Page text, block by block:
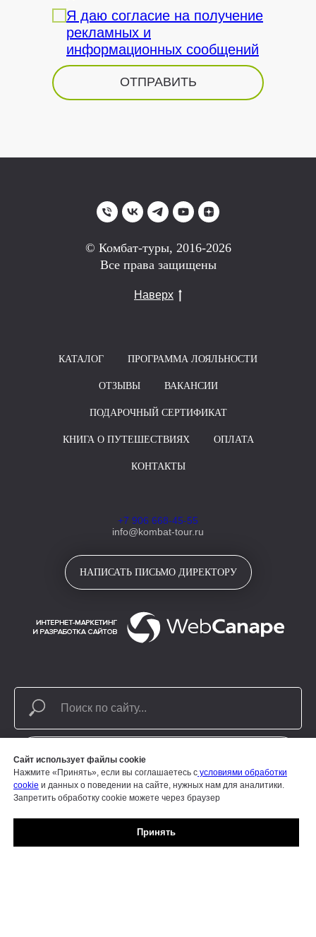
Я даю согласие на получение
рекламных и
информационных сообщений
ОТПРАВИТЬ
© Комбат-туры, 2016-2026
Все права защищены
Наверх
КАТАЛОГ ПРОГРАММА ЛОЯЛЬНОСТИ
ОТЗЫВЫ ВАКАНСИИ
ПОДАРОЧНЫЙ СЕРТИФИКАТ
КНИГА О ПУТЕШЕСТВИЯХ ОПЛАТА
КОНТАКТЫ
+7 906 668-45-55
info@kombat-tour.ru
НАПИСАТЬ ПИСЬМО ДИРЕКТОРУ
НАЙТИ
Информация, представленная на сайте, носит
Сайт использует файлы cookie
Нажмите «Принять», если вы соглашаетесь с условиями обработки
cookie и данных о поведении на сайте, нужных нам для аналитики.
Запретить обработку cookie можете через браузер
Принять